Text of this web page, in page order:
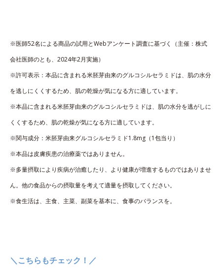
※医師52名による商品の試用とWebアンケート調査に基づく（主催：株式
会社医師のとも、2024年2月実施）
※許可表示：本品に含まれる米胚芽由来のグルコシルセラミドは、肌の水分
を逃しにくくするため、肌の乾燥が気になる方に適しています。
※本品に含まれる米胚芽由来のグルコシルセラミドは、肌の水分を逃がしに
くくするため、肌の乾燥が気になる方に適しています。
※関与成分：米胚芽由来グルコシルセラミド1.8mg（1包当り）
※本品は皮膚疾患の治療薬ではありません。
※多量摂取により疾病が治癒したり、より健康が増進するものではありませ
ん。他の食品からの摂取量を考えて適量を摂取してください。
※食生活は、主食、主菜、副菜を基本に、食事のバランスを。
＼こちらもチェック！／